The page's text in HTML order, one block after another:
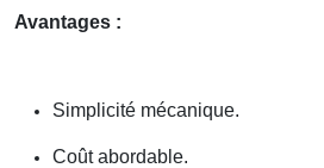
Avantages :
Simplicité mécanique.
Coût abordable.